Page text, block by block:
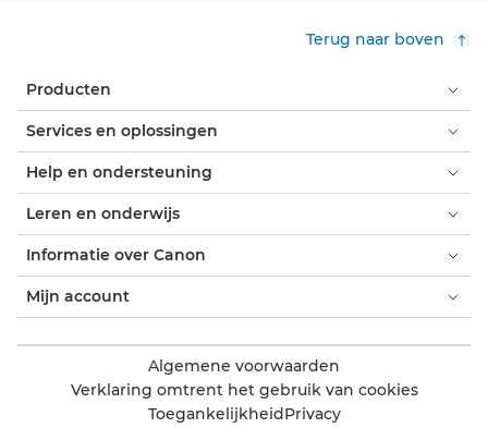
Terug naar boven
Producten
Services en oplossingen
Help en ondersteuning
Leren en onderwijs
Informatie over Canon
Mijn account
Algemene voorwaarden
Verklaring omtrent het gebruik van cookies
ToegankelijkheidPrivacy